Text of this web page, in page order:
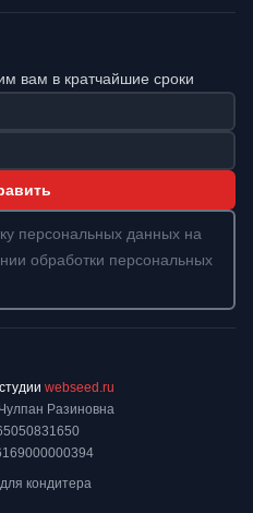
вам в кратчайшие сроки
персональных данных на
обработки персональных
Разиновна
кондитера
webseed.ru